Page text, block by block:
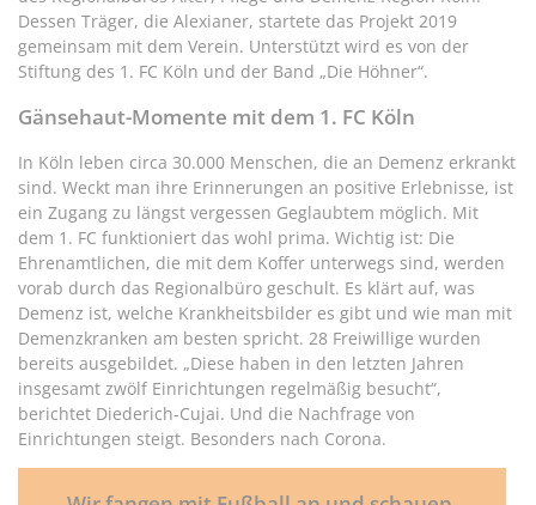
Dessen Träger, die Alexianer, startete das Projekt 2019
gemeinsam mit dem Verein. Unterstützt wird es von der
Stiftung des 1. FC Köln und der Band „Die Höhner“.
Gänsehaut-Momente mit dem 1. FC Köln
In Köln leben circa 30.000 Menschen, die an Demenz erkrankt
sind. Weckt man ihre Erinnerungen an positive Erlebnisse, ist
ein Zugang zu längst vergessen Geglaubtem möglich. Mit
dem 1. FC funktioniert das wohl prima. Wichtig ist: Die
Ehrenamtlichen, die mit dem Koffer unterwegs sind, werden
vorab durch das Regionalbüro geschult. Es klärt auf, was
Demenz ist, welche Krankheitsbilder es gibt und wie man mit
Demenzkranken am besten spricht. 28 Freiwillige wurden
bereits ausgebildet. „Diese haben in den letzten Jahren
insgesamt zwölf Einrichtungen regelmäßig besucht“,
berichtet Diederich-Cujai. Und die Nachfrage von
Einrichtungen steigt. Besonders nach Corona.